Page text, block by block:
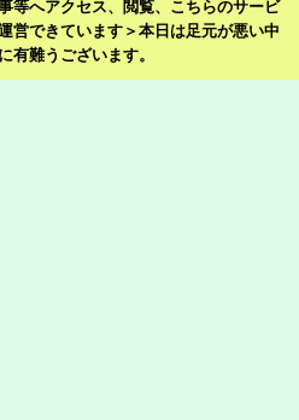
等へアクセス、閲覧、こちらのサービ
営できています＞本日は足元が悪い中
有難うございます。